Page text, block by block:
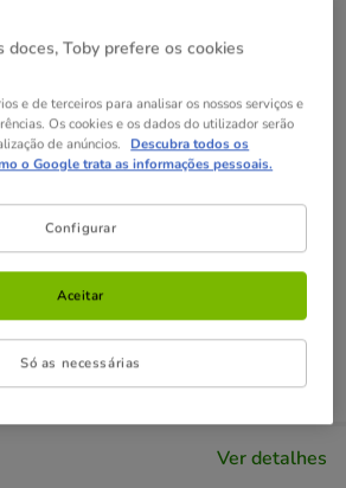
na compra de referências para gato
ou superior a 39€. Ver condições
Com cupão numa seleção de alimentação,
Ver condições
Adicionar ao carrinho
Ver detalhes
doces, Toby prefere os cookies
e de terceiros para analisar os nossos serviços e
Os cookies e os dados do utilizador serão
de anúncios. Descubra todos os
o Google trata as informações pessoais.
Configurar
Só as necessárias
Aceitar